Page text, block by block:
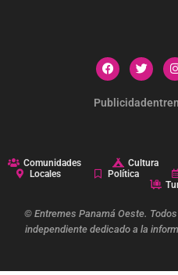
Comunidades Cultura
Locales
Política
© Entremes Panamá Oeste.
independiente dedicado a la